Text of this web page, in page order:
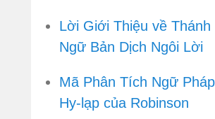
Lời Giới Thiệu về Thánh
Ngữ Bản Dịch Ngôi Lời
Mã Phân Tích Ngữ
Hy-lạp của Robinson